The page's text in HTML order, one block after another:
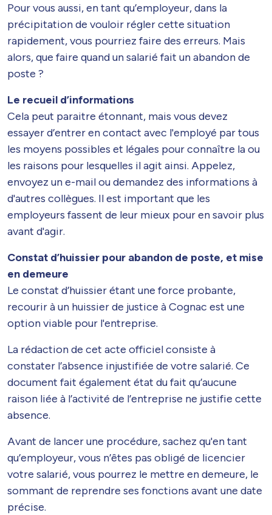
Pour vous aussi, en tant qu’employeur, dans la
précipitation de vouloir régler cette situation
rapidement, vous pourriez faire des erreurs. Mais
alors, que faire quand un salarié fait un abandon de
poste ?
Le recueil d’informations
Cela peut paraitre étonnant, mais vous devez
essayer d’entrer en contact avec l'employé par tous
les moyens possibles et légales pour connaître la ou
les raisons pour lesquelles il agit ainsi. Appelez,
envoyez un e-mail ou demandez des informations à
d'autres collègues. Il est important que les
employeurs fassent de leur mieux pour en savoir plus
avant d'agir.
Constat d’huissier pour abandon de poste, et mise
en demeure
Le constat d’huissier étant une force probante,
recourir à un huissier de justice à Cognac est une
option viable pour l'entreprise.
La rédaction de cet acte officiel consiste à
constater l’absence injustifiée de votre salarié. Ce
document fait également état du fait qu’aucune
raison liée à l’activité de l’entreprise ne justifie cette
absence.
Avant de lancer une procédure, sachez qu'en tant
qu’employeur, vous n’êtes pas obligé de licencier
votre salarié, vous pourrez le mettre en demeure, le
sommant de reprendre ses fonctions avant une date
précise.